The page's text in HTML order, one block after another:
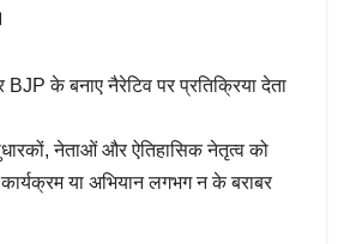
के बनाए नैरेटिव पर प्रतिक्रिया देता
नेताओं और ऐतिहासिक नेतृत्व को
या अभियान लगभग न के बराबर